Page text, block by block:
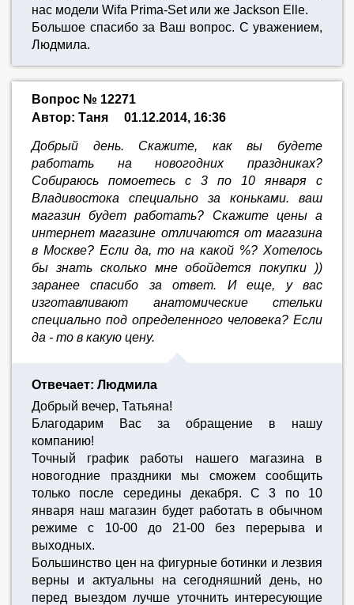
нас модели Wifa Prima-Set или же Jackson Elle.
Большое спасибо за Ваш вопрос. С уважением,
Людмила.
Вопрос № 12271
Автор: Таня
01.12.2014, 16:36
Добрый день. Скажите, как вы будете
работать на новогодних праздниках?
Собираюсь помоетесь с 3 по 10 января с
Владивостока специально за коньками. ваш
магазин будет работать? Скажите цены а
интернет магазине отличаются от магазина
в Москве? Если да, то на какой %? Хотелось
бы знать сколько мне обойдется покупки ))
заранее спасибо за ответ. И еще, у вас
изготавливают анатомические стельки
специально под определенного человека? Если
да - то в какую цену.
Отвечает: Людмила
Добрый вечер, Татьяна!
Благодарим Вас за обращение в нашу
компанию!
Точный график работы нашего магазина в
новогодние праздники мы сможем сообщить
только после середины декабря. С 3 по 10
января наш магазин будет работать в обычном
режиме с 10-00 до 21-00 без перерыва и
выходных.
Большинство цен на фигурные ботинки и лезвия
верны и актуальны на сегодняшний день, но
перед выездом лучше уточнить интересующие